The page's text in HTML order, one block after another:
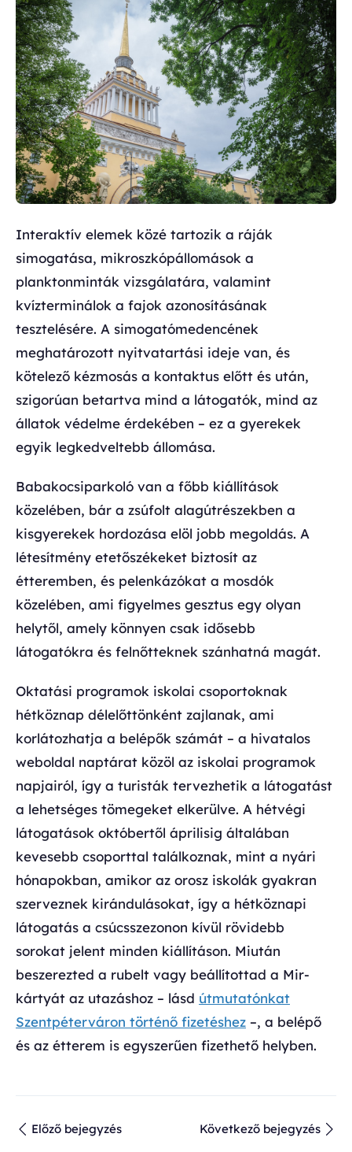
Interaktív elemek közé tartozik a ráják
simogatása, mikroszkópállomások a
planktonminták vizsgálatára, valamint
kvízterminálok a fajok azonosításának
tesztelésére. A simogatómedencének
meghatározott nyitvatartási ideje van, és
kötelező kézmosás a kontaktus előtt és után,
szigorúan betartva mind a látogatók, mind az
állatok védelme érdekében – ez a gyerekek
egyik legkedveltebb állomása.
Babakocsiparkoló van a főbb kiállítások
közelében, bár a zsúfolt alagútrészekben a
kisgyerekek hordozása elöl jobb megoldás. A
létesítmény etetőszékeket biztosít az
étteremben, és pelenkázókat a mosdók
közelében, ami figyelmes gesztus egy olyan
helytől, amely könnyen csak idősebb
látogatókra és felnőtteknek szánhatná magát.
Oktatási programok iskolai csoportoknak
hétköznap délelőttönként zajlanak, ami
korlátozhatja a belépők számát – a hivatalos
weboldal naptárat közöl az iskolai programok
napjairól, így a turisták tervezhetik a látogatást
a lehetséges tömegeket elkerülve. A hétvégi
látogatások októbertől áprilisig általában
kevesebb csoporttal találkoznak, mint a nyári
hónapokban, amikor az orosz iskolák gyakran
szerveznek kirándulásokat, így a hétköznapi
látogatás a csúcsszezonon kívül rövidebb
sorokat jelent minden kiállításon. Miután
beszerezted a rubelt vagy beállítottad a Mir-
kártyát az utazáshoz – lásd útmutatónkat
Szentpéterváron történő fizetéshez –, a belépő
és az étterem is egyszerűen fizethető helyben.
Előző bejegyzés Következő bejegyzés